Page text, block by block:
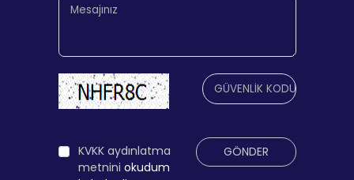
KVKK aydınlatma
metnini okudum
GÖNDER